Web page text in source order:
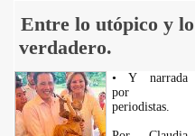
Entre lo utópico y lo
verdadero.
• Y narrada
por
periodistas.